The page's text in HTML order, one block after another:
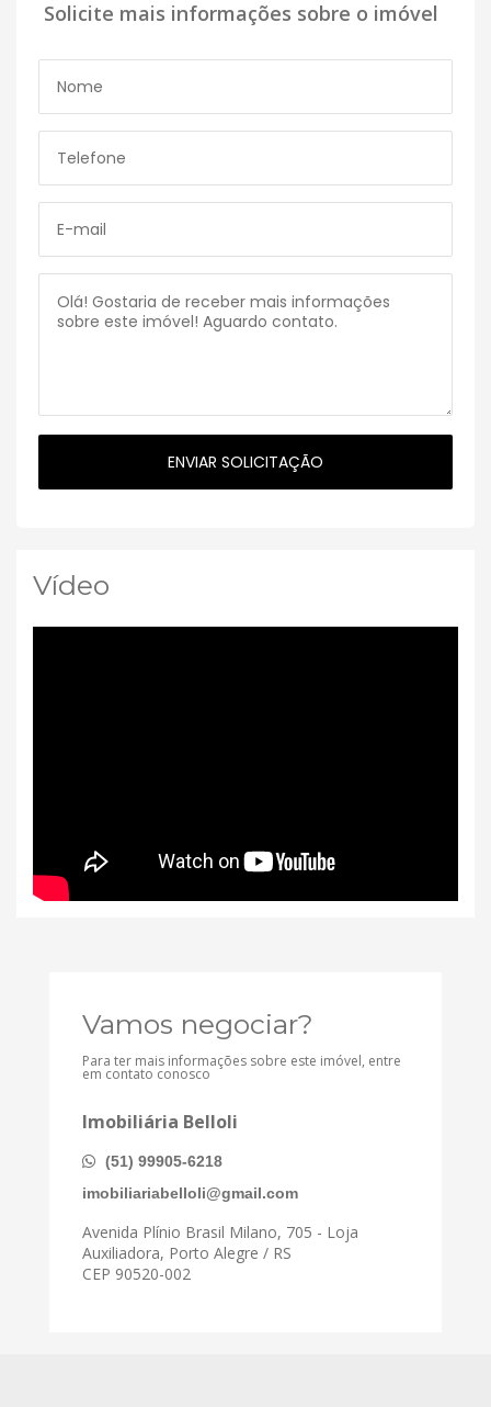
Solicite mais informações sobre o imóvel
Vídeo
Vamos negociar?
Para ter mais informações sobre este imóvel, entre
em contato conosco
Imobiliária Belloli
(51) 99905-6218
imobiliariabelloli@gmail.com
Avenida Plínio Brasil Milano, 705 - Loja
Auxiliadora, Porto Alegre / RS
CEP 90520-002